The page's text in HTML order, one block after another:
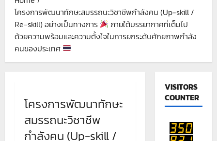
โครงการพัฒนาทักษะสมรรถนะวิชาชีพกำลังคน (Up-skill /
Re-skill) อย่างเป็นทางการ
ภายใต้บรรยากาศที่เต็มไป
ด้วยความพร้อมและความตั้งใจในการยกระดับศักยภาพกำลัง
คนของประเทศ
โครงการพัฒนาทักษะ
สมรรถนะวิชาชีพ
กำลังคน (Up-skill /
VISITORS
COUNTER